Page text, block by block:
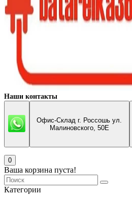
Наши контакты
Офис-Склад г. Россошь ул.
Малиновского, 50Е
0
Ваша корзина пуста!
Категории